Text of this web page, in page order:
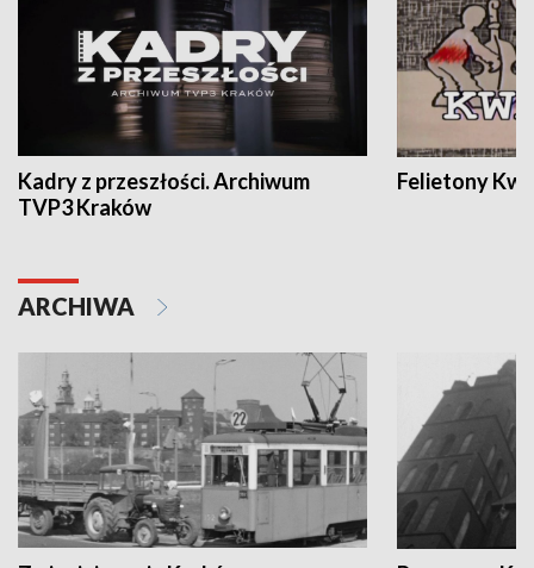
Kadry z przeszłości. Archiwum
TVP3 Kraków
Felietony
ARCHIWA